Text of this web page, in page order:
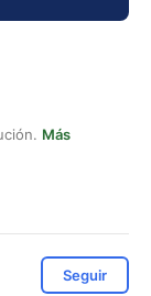
Más
Seguir